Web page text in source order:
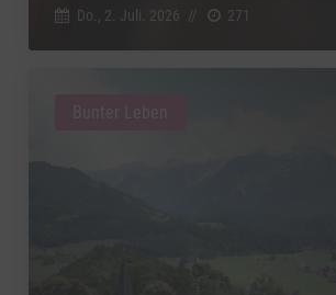
Do., 2. Juli. 2026 // 271